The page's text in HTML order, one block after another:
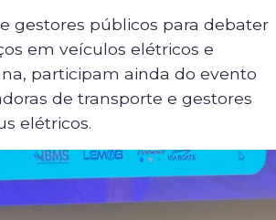
gestores públicos para debater
em veículos elétricos e
participam ainda do evento
de transporte e gestores
elétricos.